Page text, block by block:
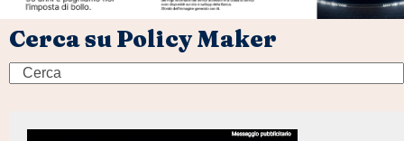
Cerca su Policy Maker
Search